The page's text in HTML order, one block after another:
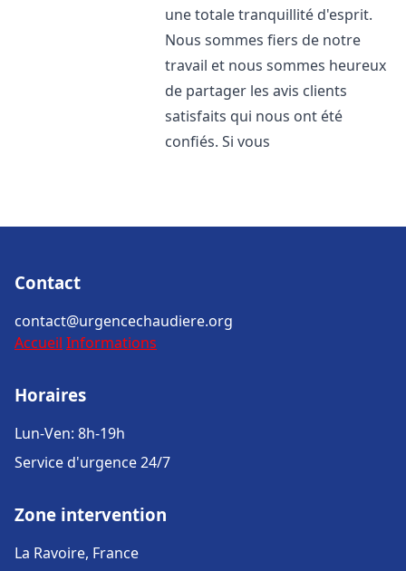
une totale tranquillité d'esprit.
Nous sommes fiers de notre
travail et nous sommes heureux
de partager les avis clients
satisfaits qui nous ont été
confiés. Si vous
Contact
contact@urgencechaudiere.org
Accueil Informations
Horaires
Lun-Ven: 8h-19h
Service d'urgence 24/7
Zone intervention
La Ravoire, France